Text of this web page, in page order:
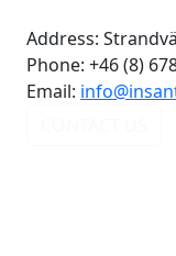
Address:
Phone: +46 (8)
Email: